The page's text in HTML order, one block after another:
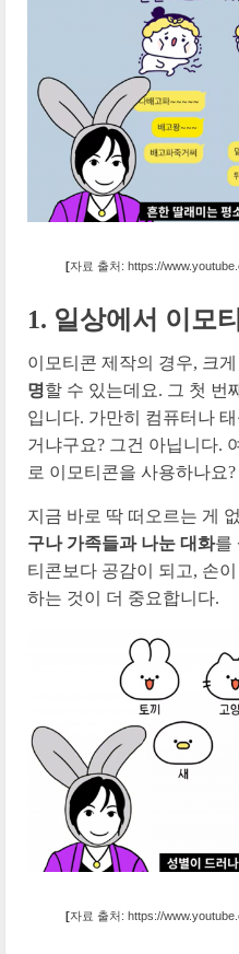
[자료 출처: https://
1. 일상에서 이모
이모티콘 제작의 경우, 크게
명할 수 있는데요. 그 첫 번
입니다. 가만히 컴퓨터나
거냐구요? 그건 아닙니다.
로 이모티콘을 사용하나요?
지금 바로 딱 떠오르는 게
구나 가족들과 나눈 대화를
티콘보다 공감이 되고, 손
하는 것이 더 중요합니다.
[자료 출처: https://